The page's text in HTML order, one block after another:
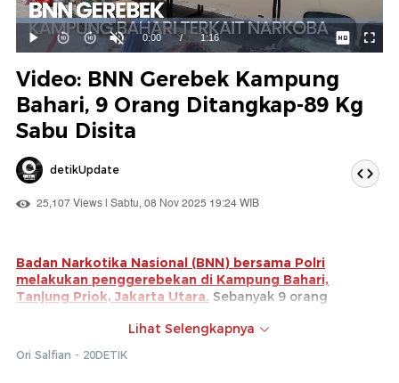
Mainkan
Suara
Hidup
Waktu
0:00 / Durasi
1:16
Dimuat:
27.10%
Video: BNN Gerebek Kampung
Bahari, 9 Orang Ditangkap-89 Kg
Sabu Disita
detikUpdate
25,107 Views | Sabtu, 08 Nov 2025 19:24 WIB
Badan Narkotika Nasional (BNN) bersama Polri
melakukan penggerebekan di Kampung Bahari,
Tanjung Priok, Jakarta Utara. Sebanyak 9 orang
hingga uang miliaran rupiah disita petugas dalam
Lihat Selengkapnya
Ori Salfian - 20DETIK